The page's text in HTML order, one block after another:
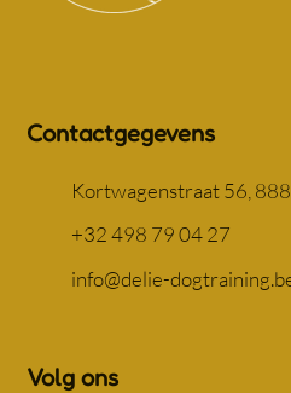
Contactgegevens
Kortwagenstraat 56,
+32 498 79 04 27
info@delie-
Volg ons